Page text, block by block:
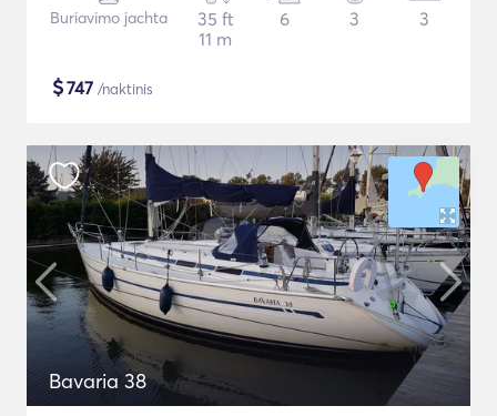
Buriavimo jachta
35 ft
11 m
6 3 3
$747 /naktinis
Bavaria 38